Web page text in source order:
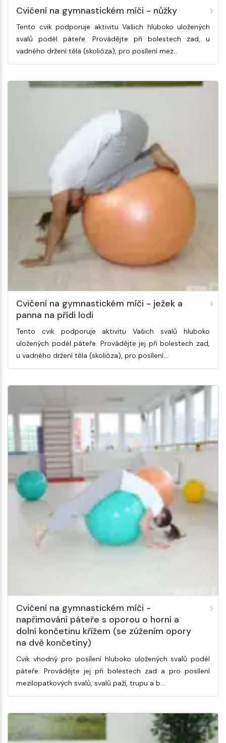
Cvičení na gymnastickém míči - nůžky
Tento cvik podporuje aktivitu Vašich hluboko uložených
svalů podél páteře. Provádějte při bolestech zad, u
vadného držení těla (skolióza), pro posílení mez…
Cvičení na gymnastickém míči - ježek a
panna na přídi lodi
Tento cvik podporuje aktivitu Vašich svalů hluboko
uložených podél páteře. Provádějte jej při bolestech zad,
u vadného držení těla (skolióza), pro posílení…
Cvičení na gymnastickém míči -
napřimování páteře s oporou o horní a
dolní končetinu křížem (se zúžením opory
na dvě končetiny)
Cvik vhodný pro posílení hluboko uložených svalů podél
páteře. Provádějte jej při bolestech zad a pro posílení
mezilopatkových svalů, svalů paží, trupu a b…